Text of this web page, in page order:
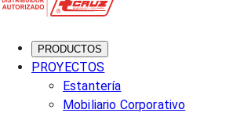
PRODUCTOS
PROYECTOS
Estantería
Mobiliario Corporativo